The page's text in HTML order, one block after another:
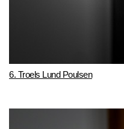
6. Troels Lund Poulsen